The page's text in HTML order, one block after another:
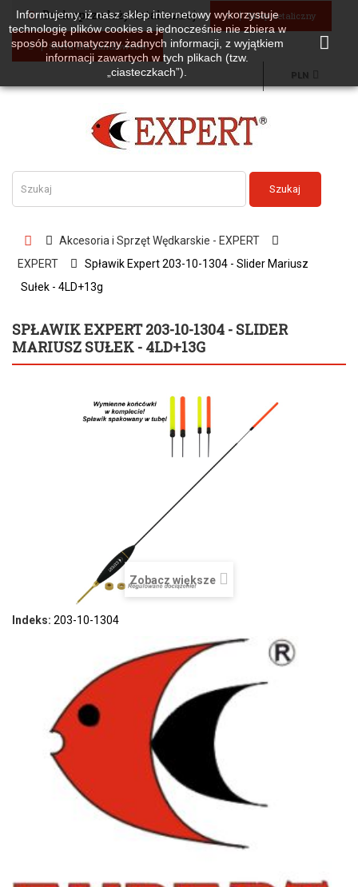
Brak sprzedaży detalicznej Sklep detaliczny
Strefa dla handlowców
PLN
Szukaj
Akcesoria i Sprzęt Wędkarskie - EXPERT
EXPERT
Spławik Expert 203-10-1304 - Slider Mariusz
Sułek - 4LD+13g
SPŁAWIK EXPERT 203-10-1304 - SLIDER
MARIUSZ SUŁEK - 4LD+13G
Zobacz większe
Indeks: 203-10-1304
Informujemy, iż nasz sklep internetowy wykorzystuje
technologię plików cookies a jednocześnie nie zbiera w
sposób automatyczny żadnych informacji, z wyjątkiem
informacji zawartych w tych plikach (tzw.
„ciasteczkach”).